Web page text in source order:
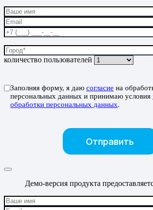
количество пользователей
Заполняя форму, я даю согласие на
персональных данных и принимаю условия
обработки персональных данных.
Демо-версия продукта